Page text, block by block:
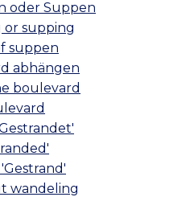
oder Suppen
or supping
suppen
abhängen
boulevard
wandeling